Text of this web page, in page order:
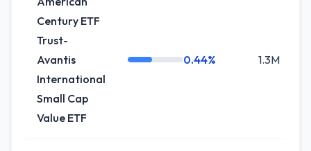
Century ETF
Trust-
Avantis
International
Small Cap
Value ETF
0.44% 1.3M